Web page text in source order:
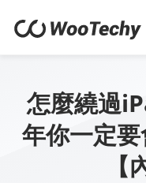
怎麼繞過
年你一定